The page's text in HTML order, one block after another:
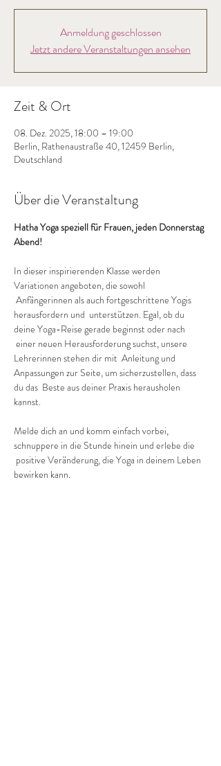
Anmeldung geschlossen
Jetzt andere Veranstaltungen ansehen
Zeit & Ort
08. Dez. 2025, 18:00 – 19:00
Berlin, Rathenaustraße 40, 12459 Berlin,
Deutschland
Über die Veranstaltung
Hatha Yoga speziell für Frauen, jeden Donnerstag
Abend!
In dieser inspirierenden Klasse werden
Variationen angeboten, die sowohl
Anfängerinnen als auch fortgeschrittene Yogis
herausfordern und  unterstützen. Egal, ob du
deine Yoga-Reise gerade beginnst oder nach
einer neuen Herausforderung suchst, unsere
Lehrerinnen stehen dir mit  Anleitung und
Anpassungen zur Seite, um sicherzustellen, dass
du das  Beste aus deiner Praxis herausholen
kannst.
Melde dich an und komm einfach vorbei,
schnuppere in die Stunde hinein und erlebe die
positive Veränderung, die Yoga in deinem Leben
bewirken kann.